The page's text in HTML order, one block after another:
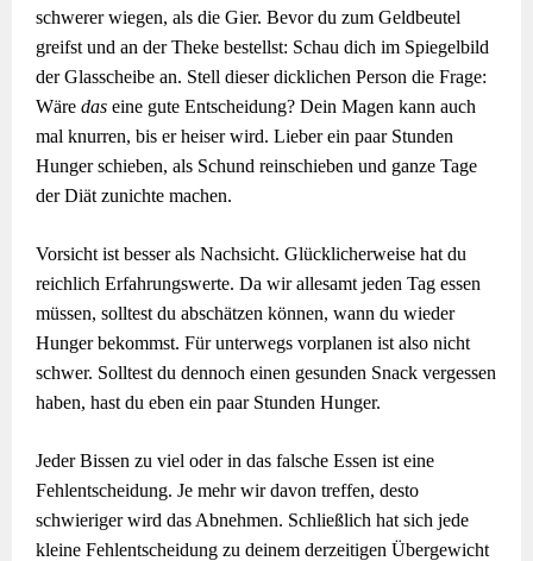
schwerer wiegen, als die Gier. Bevor du zum Geldbeutel
greifst und an der Theke bestellst: Schau dich im Spiegelbild
der Glasscheibe an. Stell dieser dicklichen Person die Frage:
Wäredas eine gute Entscheidung? Dein Magen kann auch
mal knurren, bis er heiser wird. Lieber ein paar Stunden
Hunger schieben, als Schund reinschieben und ganze Tage
der Diät zunichte machen.
Vorsicht ist besser als Nachsicht. Glücklicherweise hat du
reichlich Erfahrungswerte. Da wir allesamt jeden Tag essen
müssen, solltest du abschätzen können, wann du wieder
Hunger bekommst. Für unterwegs vorplanen ist also nicht
schwer. Solltest du dennoch einen gesunden Snack vergessen
haben, hast du eben ein paar Stunden Hunger.
Jeder Bissen zu viel oder in das falsche Essen ist eine
Fehlentscheidung. Je mehr wir davon treffen, desto
schwieriger wird das Abnehmen. Schließlich hat sich jede
kleine Fehlentscheidung zu deinem derzeitigen Übergewicht